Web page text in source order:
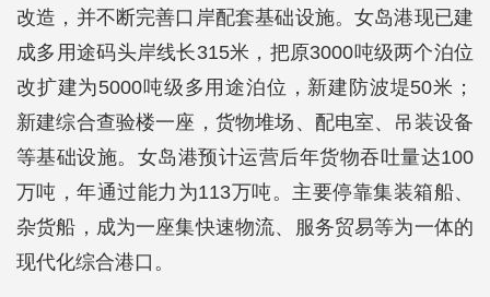
改造，并不断完善口岸配套基础设施。女岛港现已建
成多用途码头岸线长315米，把原3000吨级两个泊位
改扩建为5000吨级多用途泊位，新建防波堤50米；
新建综合查验楼一座，货物堆场、配电室、吊装设备
等基础设施。女岛港预计运营后年货物吞吐量达100
万吨，年通过能力为113万吨。主要停靠集装箱船、
杂货船，成为一座集快速物流、服务贸易等为一体的
现代化综合港口。